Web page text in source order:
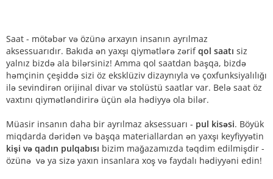
Saat - mötəbər və özünə arxayın insanın ayrılmaz
aksessuarıdır. Bakıda ən yaxşı qiymətlərə zərifqol saatı siz
yalnız bizdə ala bilərsiniz! Amma qol saatdan başqa, bizdə
həmçinin çeşiddə sizi öz eksklüziv dizaynıyla və çoxfunksiyalılığı
ilə sevindirən orijinal divar və stolüstü saatlar var. Belə saat öz
vaxtını qiymətləndirirə üçün əla hədiyyə ola bilər.
Müasir insanın daha bir ayrılmaz aksessuarı - pul kisəsi. Böyük
miqdarda dəridən və başqa materiallardan ən yaxşı keyfiyyətin
kişi və qadın pulqabısı bizim mağazamızda təqdim edilmişdir -
özünə və ya sizə yaxın insanlara xoş və faydalı hədiyyəni edin!